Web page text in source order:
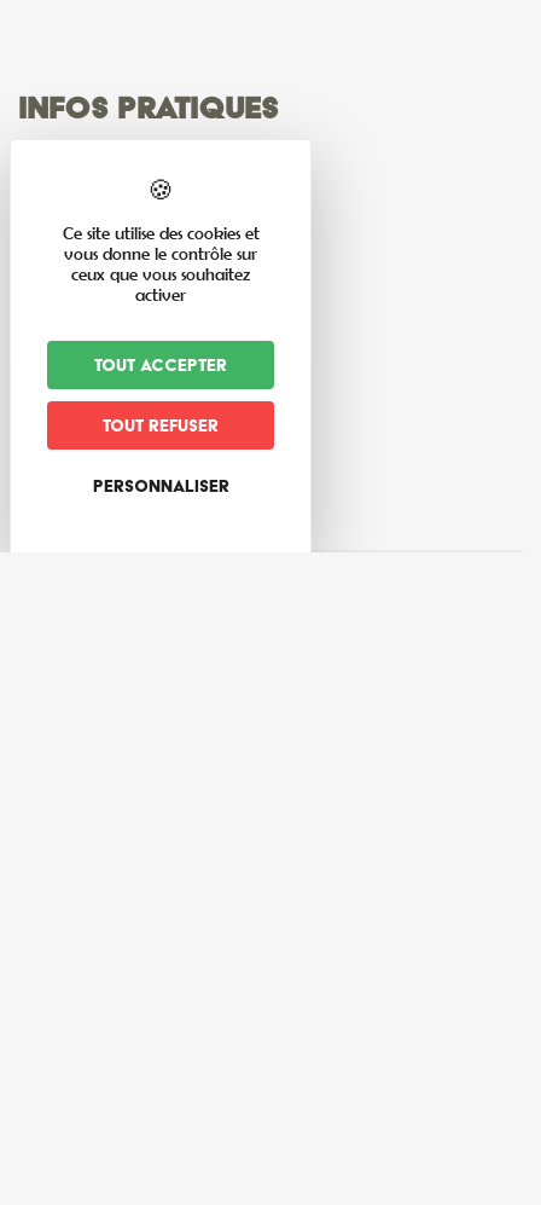
Infos pratiques
Ce site utilise des cookies et
vous donne le contrôle sur
ceux que vous souhaitez
activer
Tout accepter
Tout refuser
Personnaliser